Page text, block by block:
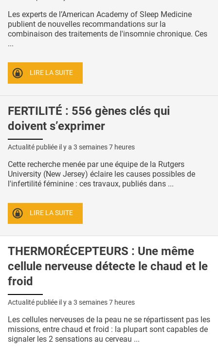
Les experts de l’American Academy of Sleep Medicine
publient de nouvelles recommandations sur la
combinaison des traitements de l'insomnie chronique. Ces
...
LIRE LA SUITE
FERTILITÉ : 556 gènes clés qui
doivent s’exprimer
Actualité publiée il y a 3 semaines 7 heures
Cette recherche menée par une équipe de la Rutgers
University (New Jersey) éclaire les causes possibles de
l'infertilité féminine : ces travaux, publiés dans ...
LIRE LA SUITE
THERMORÉCEPTEURS : Une même
cellule nerveuse détecte le chaud et le
froid
Actualité publiée il y a 3 semaines 7 heures
Les cellules nerveuses de la peau ne se répartissent pas les
missions, entre chaud et froid : la plupart sont capables de
signaler les 2 sensations au cerveau ...